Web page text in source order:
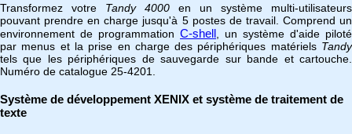
Transformez votre Tandy 4000 en un système multi-utilisateurs
pouvant prendre en charge jusqu'à 5 postes de travail. Comprend un
environnement de programmation C-shell , un système d'aide piloté
par menus et la prise en charge des périphériques matériels Tandy
tels que les périphériques de sauvegarde sur bande et cartouche.
Numéro de catalogue 25-4201.
Système de développement XENIX et système de traitement de
texte